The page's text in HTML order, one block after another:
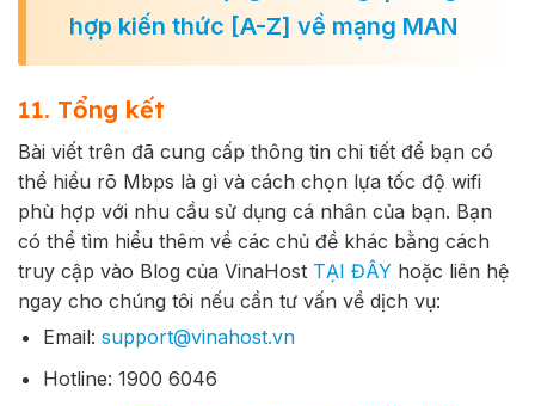
hợp kiến thức [A-Z] về mạng MAN
11. Tổng kết
Bài viết trên đã cung cấp thông tin chi tiết để bạn có
thể hiểu rõ Mbps là gì và cách chọn lựa tốc độ wifi
phù hợp với nhu cầu sử dụng cá nhân của bạn. Bạn
có thể tìm hiểu thêm về các chủ đề khác bằng cách
truy cập vào Blog của VinaHost TẠI ĐÂY hoặc liên hệ
ngay cho chúng tôi nếu cần tư vấn về dịch vụ:
Email: support@vinahost.vn
Hotline: 1900 6046